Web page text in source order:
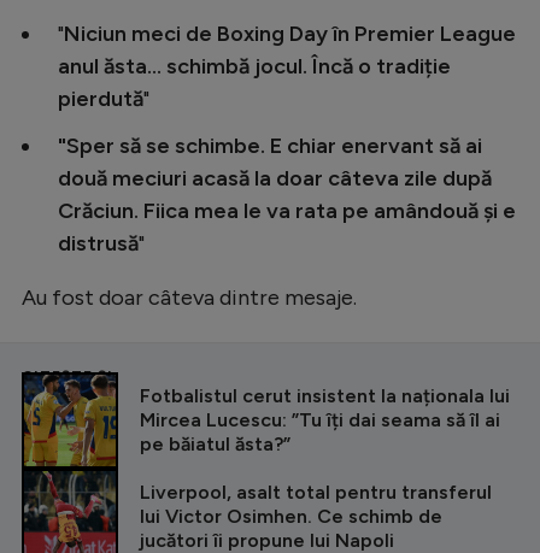
"Niciun meci de Boxing Day în Premier League
anul ăsta... schimbă jocul. Încă o tradiție
pierdută"
"Sper să se schimbe. E chiar enervant să ai
două meciuri acasă la doar câteva zile după
Crăciun. Fiica mea le va rata pe amândouă și e
distrusă"
Au fost doar câteva dintre mesaje.
CITEȘTE ȘI
Fotbalistul cerut insistent la naționala lui
Mircea Lucescu: ”Tu îți dai seama să îl ai
pe băiatul ăsta?”
Liverpool, asalt total pentru transferul
lui Victor Osimhen. Ce schimb de
jucători îi propune lui Napoli